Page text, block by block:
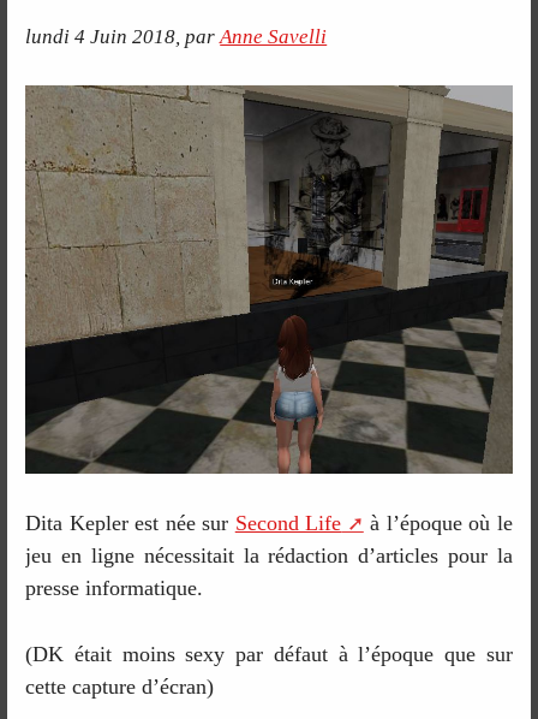
lundi 4 Juin 2018,parAnne Savelli
Dita Kepler est née sur Second Life
à l’époque où le
jeu en ligne nécessitait la rédaction d’articles pour la
presse informatique.
(DK était moins sexy par défaut à l’époque que sur
cette capture d’écran)